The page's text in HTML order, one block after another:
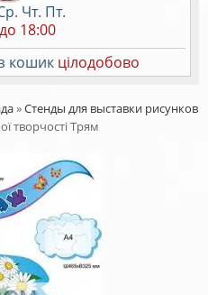
Чт. Пт.
18:00
кошик цілодобово
»Стенды для выставки рисунков
творчості Трям